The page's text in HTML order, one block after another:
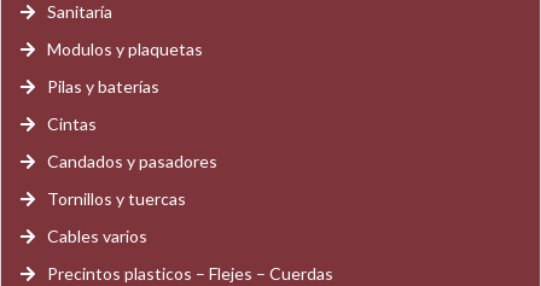
Sanitaría
Modulos y plaquetas
Pilas y baterías
Cintas
Candados y pasadores
Tornillos y tuercas
Cables varios
Precintos plasticos – Flejes – Cuerdas